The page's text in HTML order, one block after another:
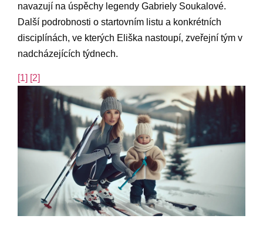
navazují na úspěchy legendy Gabriely Soukalové.
Další podrobnosti o startovním listu a konkrétních
disciplínách, ve kterých Eliška nastoupí, zveřejní tým v
nadcházejících týdnech.
[1] [2]